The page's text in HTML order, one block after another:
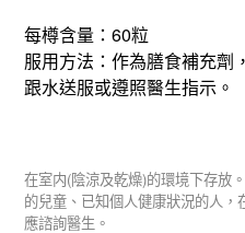
每樽含量： 60粒
服用方法：作為膳食補充劑
跟水送服或遵照醫生指示。
在室内(陰涼及乾燥)的環境下存放
的兒童、已知個人健康狀況的人
應諮詢醫生。